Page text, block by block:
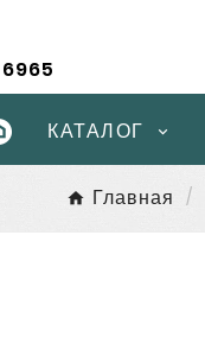
КАТАЛОГ
Главная